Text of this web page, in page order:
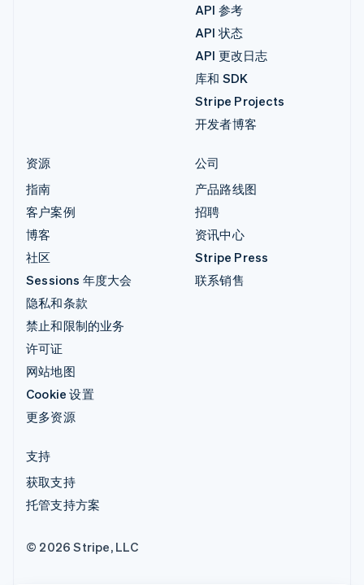
API 参考
API 状态
API 更改日志
库和 SDK
Stripe Projects
开发者博客
资源
指南
客户案例
博客
社区
Sessions 年度大会
隐私和条款
禁止和限制的业务
许可证
网站地图
Cookie 设置
更多资源
公司
产品路线图
招聘
资讯中心
Stripe Press
联系销售
支持
获取支持
托管支持方案
© 2026 Stripe, LLC